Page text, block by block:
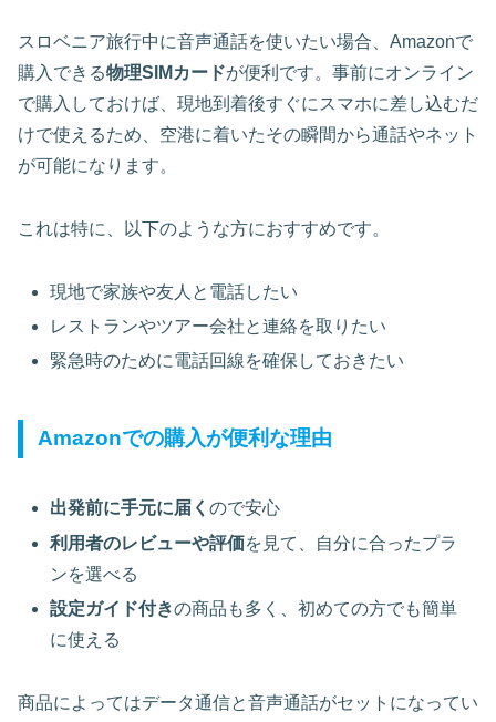
スロベニア旅行中に音声通話を使いたい場合、Amazonで
購入できる物理SIMカードが便利です。事前にオンライン
で購入しておけば、現地到着後すぐにスマホに差し込むだ
けで使えるため、空港に着いたその瞬間から通話やネット
が可能になります。
これは特に、以下のような方におすすめです。
現地で家族や友人と電話したい
レストランやツアー会社と連絡を取りたい
緊急時のために電話回線を確保しておきたい
Amazonでの購入が便利な理由
出発前に手元に届くので安心
利用者のレビューや評価を見て、自分に合ったプラ
ンを選べる
設定ガイド付きの商品も多く、初めての方でも簡単
に使える
商品によってはデータ通信と音声通話がセットになってい